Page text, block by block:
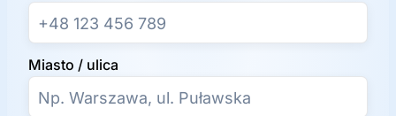
Miasto / ulica